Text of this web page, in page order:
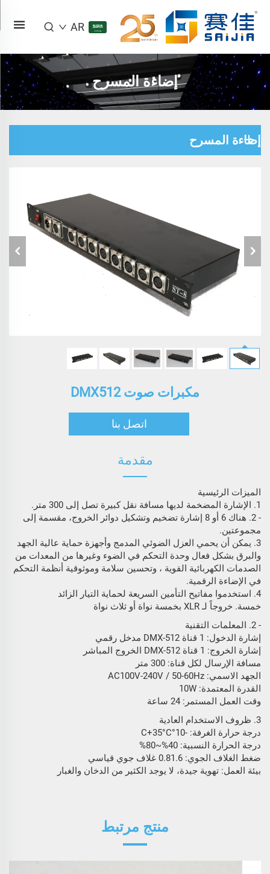
AR
إضاءة المسرح
إضاءة المسرح
مكبرات صوت DMX512
اتصل بنا
مقدمة
الميزات الرئيسية
1. الإشارة المضخمة لديها مسافة نقل كبيرة تصل إلى 300 متر.
- 2. هناك 6 أو 8 إشارة تضخيم وتشكيل دوائر الخروج، مقسمة إلى
مجموعتين.
3. يمكن أن يحمي العزل الضوئي المدمج وأجهزة حماية عالية الجهد
والبرق بشكل فعال وحدة التحكم في الضوء وغيرها من المعدات من
الصدمات الكهربائية القوية ، وتحسين سلامة وموثوقية أنظمة التحكم
في الإضاءة الرقمية.
4. استخدموا مفاتيح التأمين السريعة لحماية التيار الزائد
خمسة. خروجاً لـ XLR بخمسة نواة أو ثلاث نواة
- 2. المعلمات التقنية
إشارة الدخول: 1 قناة DMX-512 مدخل رقمي
إشارة الخروج: 1 قناة DMX-512 الخروج المباشر
مسافة الإرسال لكل قناة: 300 متر
الجهد الاسمي: AC100V-240V / 50-60Hz
القدرة المعتمدة: 10W
وقت العمل المستمر: 24 ساعة
3. ظروف الاستخدام العادية
درجة حرارة الغرفة: -10°C+35°C
درجة الحرارة النسبية: 40%~80%
ضغط الغلاف الجوي: 0.81.6 غلاف جوي قياسي
بيئة العمل: تهوية جيدة، لا يوجد الكثير من الدخان والغبار
منتج مرتبط